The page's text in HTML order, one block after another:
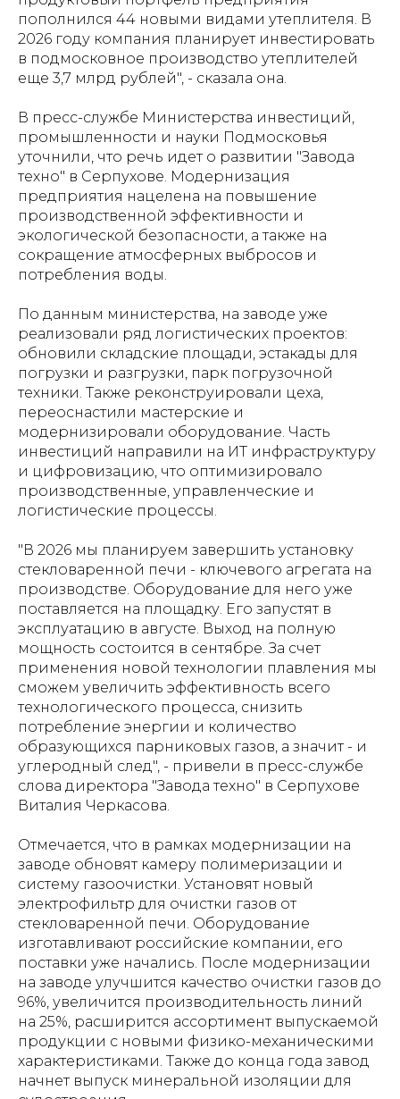
пополнился 44 новыми видами утеплителя. В
2026 году компания планирует инвестировать
в подмосковное производство утеплителей
еще 3,7 млрд рублей", - сказала она.
В пресс-службе Министерства инвестиций,
промышленности и науки Подмосковья
уточнили, что речь идет о развитии "Завода
техно" в Серпухове. Модернизация
предприятия нацелена на повышение
производственной эффективности и
экологической безопасности, а также на
сокращение атмосферных выбросов и
потребления воды.
По данным министерства, на заводе уже
реализовали ряд логистических проектов:
обновили складские площади, эстакады для
погрузки и разгрузки, парк погрузочной
техники. Также реконструировали цеха,
переоснастили мастерские и
модернизировали оборудование. Часть
инвестиций направили на ИТ инфраструктуру
и цифровизацию, что оптимизировало
производственные, управленческие и
логистические процессы.
"В 2026 мы планируем завершить установку
стекловаренной печи - ключевого агрегата на
производстве. Оборудование для него уже
поставляется на площадку. Его запустят в
эксплуатацию в августе. Выход на полную
мощность состоится в сентябре. За счет
применения новой технологии плавления мы
сможем увеличить эффективность всего
технологического процесса, снизить
потребление энергии и количество
образующихся парниковых газов, а значит - и
углеродный след", - привели в пресс-службе
слова директора "Завода техно" в Серпухове
Виталия Черкасова.
Отмечается, что в рамках модернизации на
заводе обновят камеру полимеризации и
систему газоочистки. Установят новый
электрофильтр для очистки газов от
стекловаренной печи. Оборудование
изготавливают российские компании, его
поставки уже начались. После модернизации
на заводе улучшится качество очистки газов до
96%, увеличится производительность линий
на 25%, расширится ассортимент выпускаемой
продукции с новыми физико-механическими
характеристиками. Также до конца года завод
начнет выпуск минеральной изоляции для